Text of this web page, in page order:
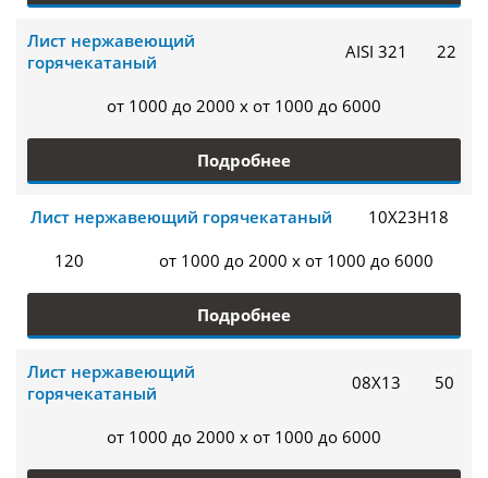
Лист нержавеющий
горячекатаный
AISI 321 22
от 1000 до 2000 x от 1000 до 6000
Подробнее
Лист нержавеющий горячекатаный
10Х23Н18
120
от 1000 до 2000 x от 1000 до 6000
Подробнее
Лист нержавеющий
горячекатаный
08Х13 50
от 1000 до 2000 x от 1000 до 6000